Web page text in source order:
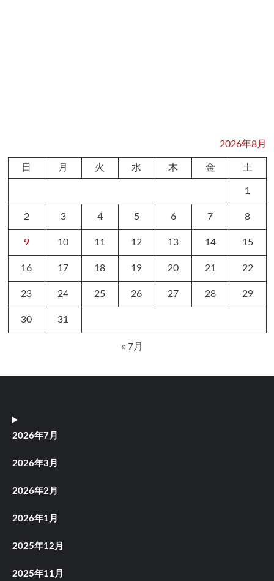
2026年8月
日 月 火 水 木 金 土
1
2 3 4 5 6 7 8
9 10 11 12 13 14 15
16 17 18 19 20 21 22
23 24 25 26 27 28 29
30 31
« 7月
2026年7月
2026年3月
2026年2月
2026年1月
2025年12月
2025年11月